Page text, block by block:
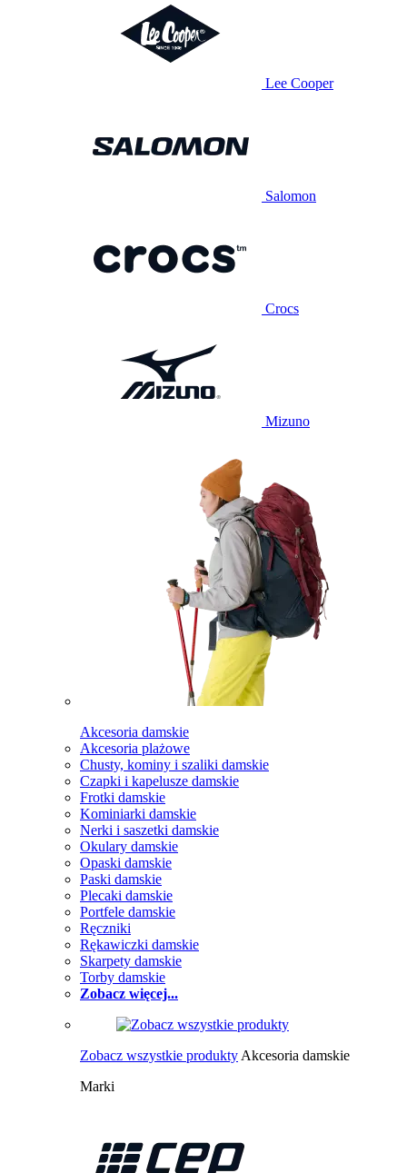
Lee Cooper
Salomon
Crocs
Mizuno
Akcesoria damskie
Akcesoria plażowe
Chusty, kominy i szaliki damskie
Czapki i kapelusze damskie
Frotki damskie
Kominiarki damskie
Nerki i saszetki damskie
Okulary damskie
Opaski damskie
Paski damskie
Plecaki damskie
Portfele damskie
Ręczniki
Rękawiczki damskie
Skarpety damskie
Torby damskie
Zobacz więcej...
Zobacz wszystkie produkty Akcesoria damskie
Marki